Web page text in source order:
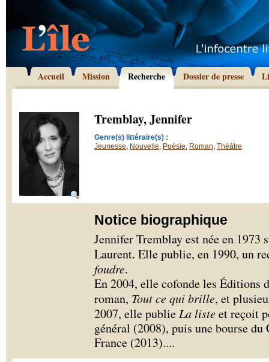
Accueil Mission Recherche Dossier de presse
Tremblay, Jennifer
Genre(s) littéraire(s) :
Jeunesse, Nouvelle, Poésie, Roman, Théâtre
Notice biographique
Jennifer Tremblay est née en 1973
Laurent. Elle publie, en 1990, un
foudre.
En 2004, elle cofonde les Éditions
roman, Tout ce qui brille, et
2007, elle publie La listeet reçoit
général (2008), puis une bourse
France (2013)....